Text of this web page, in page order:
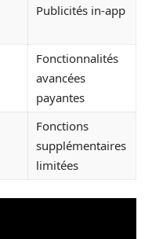
Publicités in-app
Fonctionnalités
avancées
payantes
Fonctions
supplémentaires
limitées